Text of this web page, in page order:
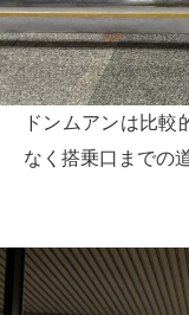
ドンムアンは比較
なく搭乗口までの